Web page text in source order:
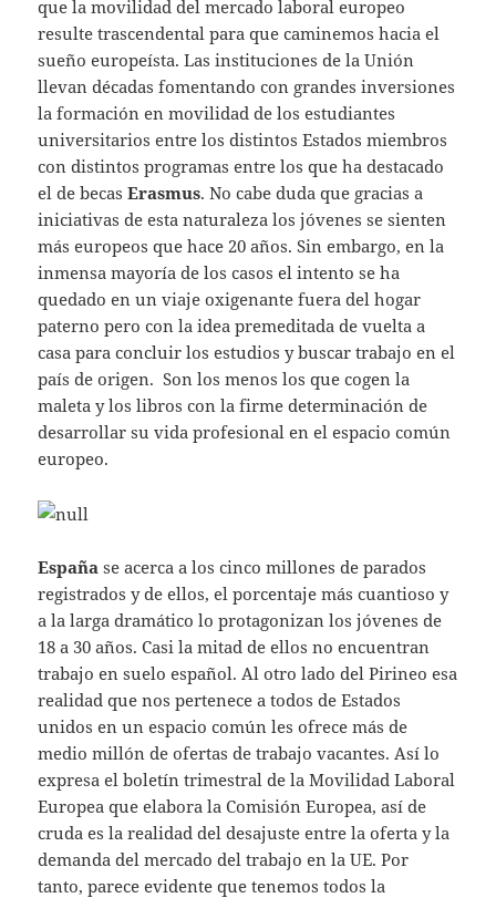
que la movilidad del mercado laboral europeo
resulte trascendental para que caminemos hacia el
sueño europeísta. Las instituciones de la Unión
llevan décadas fomentando con grandes inversiones
la formación en movilidad de los estudiantes
universitarios entre los distintos Estados miembros
con distintos programas entre los que ha destacado
el de becasErasmus. No cabe duda que gracias a
iniciativas de esta naturaleza los jóvenes se sienten
más europeos que hace 20 años. Sin embargo, en la
inmensa mayoría de los casos el intento se ha
quedado en un viaje oxigenante fuera del hogar
paterno pero con la idea premeditada de vuelta a
casa para concluir los estudios y buscar trabajo en el
país de origen. Son los menos los que cogen la
maleta y los libros con la firme determinación de
desarrollar su vida profesional en el espacio común
europeo.
España se acerca a los cinco millones de parados
registrados y de ellos, el porcentaje más cuantioso y
a la larga dramático lo protagonizan los jóvenes de
18 a 30 años. Casi la mitad de ellos no encuentran
trabajo en suelo español. Al otro lado del Pirineo esa
realidad que nos pertenece a todos de Estados
unidos en un espacio común les ofrece más de
medio millón de ofertas de trabajo vacantes. Así lo
expresa el boletín trimestral de la Movilidad Laboral
Europea que elabora la Comisión Europea, así de
cruda es la realidad del desajuste entre la oferta y la
demanda del mercado del trabajo en la UE. Por
tanto, parece evidente que tenemos todos la